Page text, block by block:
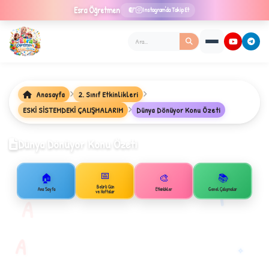
Esra Öğretmen Instagram'da Takip Et
A
B
★
✧
Anasayfa
2. Sınıf Etkinlikleri
ESKİ SİSTEMDEKİ ÇALIŞMALARIM
Dünya Dönüyor Konu Özeti
Dünya Dönüyor Konu Özeti
🏠
Ana Sayfa
📅
Belirli Gün
ve Haftalar
🎨
Etkinlikler
📚
Genel Çalışmalar
1